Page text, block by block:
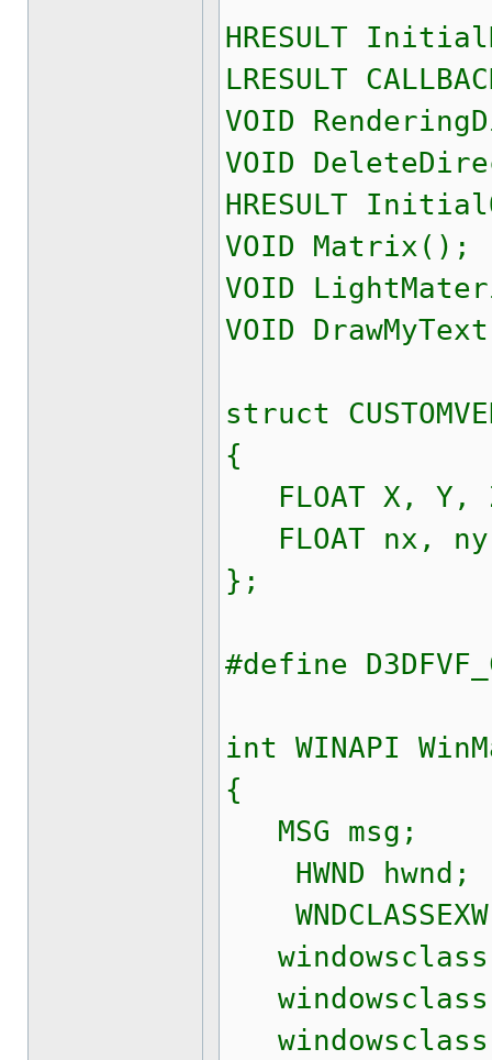
HRESULT
LRESULT
VOID
VOID
HRESULT
VOID Matrix();
VOID
VOID
struct
{
FLOAT X, Y,
FLOAT nx,
};
#define
int WINAPI
{
MSG msg;
HWND hwnd;